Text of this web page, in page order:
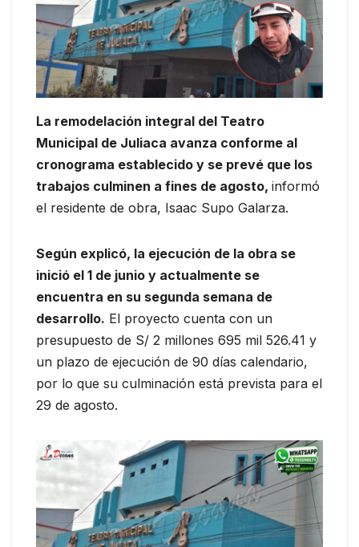
La remodelación integral del Teatro
Municipal de Juliaca avanza conforme al
cronograma establecido y se prevé que los
trabajos culminen a fines de agosto, informó
el residente de obra, Isaac Supo Galarza.
Según explicó, la ejecución de la obra se
inició el 1 de junio y actualmente se
encuentra en su segunda semana de
desarrollo. El proyecto cuenta con un
presupuesto de S/ 2 millones 695 mil 526.41 y
un plazo de ejecución de 90 días calendario,
por lo que su culminación está prevista para el
29 de agosto.